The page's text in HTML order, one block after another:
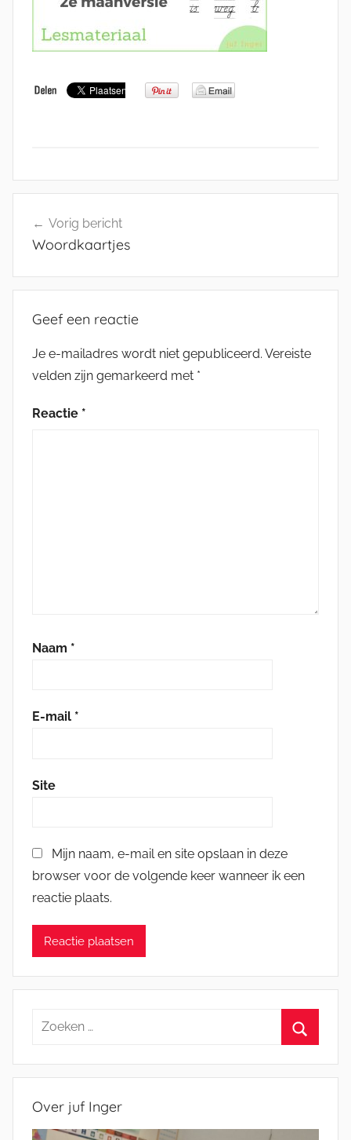
navigatie
Vorig bericht
Woordkaartjes
Geef een reactie
Je e-mailadres wordt niet gepubliceerd. Vereiste
velden zijn gemarkeerd met *
Reactie *
Naam *
E-mail *
Site
Mijn naam, e-mail en site opslaan in deze
browser voor de volgende keer wanneer ik een
reactie plaats.
Zoeken
Over juf Inger